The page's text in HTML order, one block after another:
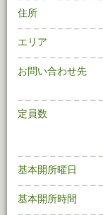
住所
エリア
お問い合わせ先
定員数
基本開所曜日
基本開所時間